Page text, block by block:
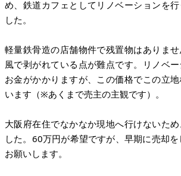
め、鉄道カフェとしてリノベーションを
した。
軽量鉄骨造の店舗物件で残置物はありま
風で剥がれている点が難点です。リノベ
お金がかかりますが、この価格でこの立
います（※あくまで売主の主観です）。
大阪府在住でなかなか現地へ行けないた
した。60万円が希望ですが、早期に売却
お願いします。